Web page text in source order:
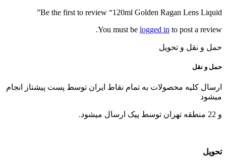
Be the first to review “120ml Golden Ragan Lens Liquid”
You must be logged in to post a review.
حمل و نقل و تحویل
حمل و نقل
ارسال کلیه محصولات به تمام نقاط ایران توسط پست پیشتاز انجام
میشود
و 22 منطقه تهران توسط پیک ارسال میشود.
تحویل